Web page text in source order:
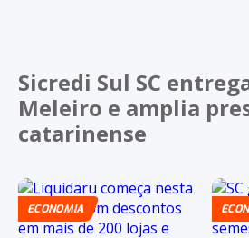
Sicredi Sul SC
Meleiro e amplia
catarinense
ECONOMIA